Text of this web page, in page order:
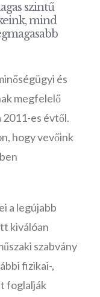
szintű
mind
és
megfelelő
es évtől.
hogy vevőink
a legújabb
kiválóan
szabvány
fizikai-,
foglalják